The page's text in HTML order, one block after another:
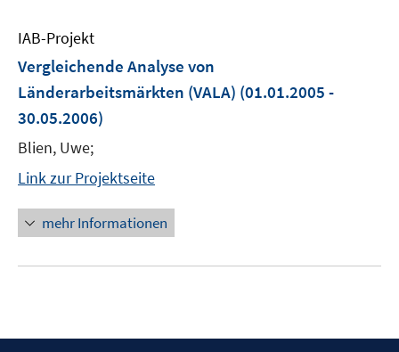
IAB-Projekt
Vergleichende Analyse von
Länderarbeitsmärkten (VALA) (01.01.2005 -
30.05.2006)
Blien, Uwe;
Link zur Projektseite
mehr Informationen